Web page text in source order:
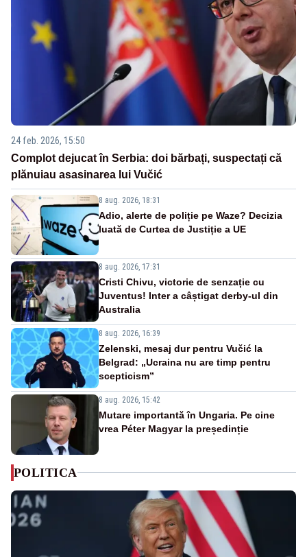
24 feb. 2026, 15:50
Complot dejucat în Serbia: doi bărbați, suspectați că
plănuiau asasinarea lui Vučić
8 aug. 2026, 18:31
Adio, alerte de poliție pe Waze? Decizia
luată de Curtea de Justiție a UE
8 aug. 2026, 17:31
Cristi Chivu, victorie de senzație cu
Juventus! Inter a câștigat derby-ul din
Australia
8 aug. 2026, 16:39
Zelenski, mesaj dur pentru Vučić la
Belgrad: „Ucraina nu are timp pentru
scepticism”
8 aug. 2026, 15:42
Mutare importantă în Ungaria. Pe cine
vrea Péter Magyar la președinție
POLITICA